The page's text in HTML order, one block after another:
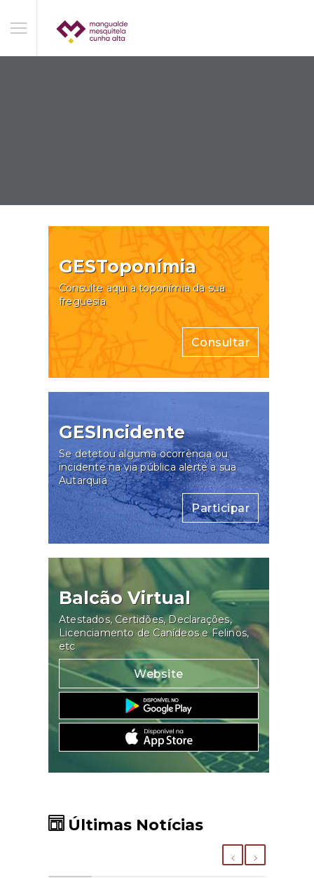
GESToponímia
Consulte aqui a toponímia da sua
freguesia
Consultar
GESIncidente
Se detetou alguma ocorrência ou
incidente na via pública alerte a sua
Autarquia
Participar
Balcão Virtual
Atestados, Certidões, Declarações,
Licenciamento de Canídeos e Felinos,
etc
Website
Últimas Notícias